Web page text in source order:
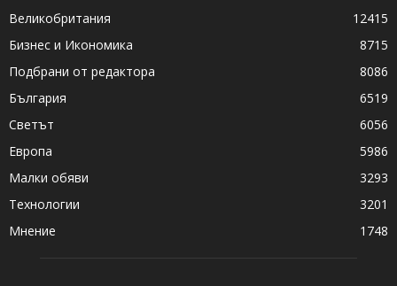
Великобритания
12415
Бизнес и Икономика
8715
Подбрани от редактора
8086
България
6519
Светът
6056
Европа
5986
Малки обяви
3293
Технологии
3201
Мнение
1748